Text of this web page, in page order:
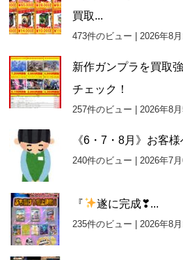
買取...
473件のビュー | 2026年8
新作ガンプラを買取
チェック！
257件のビュー | 2026年8
《6・7・8月》お客
240件のビュー | 2026年7
『 遂に完成❣...
235件のビュー | 2026年8